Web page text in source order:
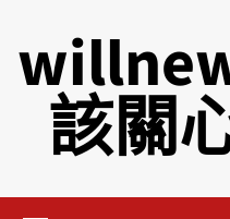
該關